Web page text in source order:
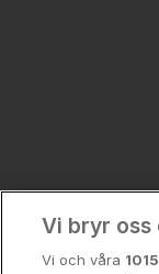
Vi bryr
Vi och våra 1015